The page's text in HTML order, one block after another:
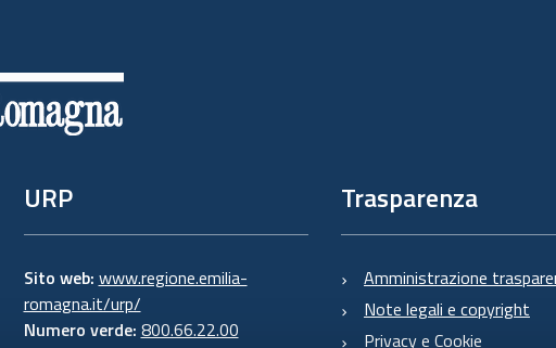
URP
Sito web: www.regione.emilia-
romagna.it/urp/
Numero verde: 800.66.22.00
Trasparenza
Amministrazione
Note legali e copyright
Privacy e Cookie